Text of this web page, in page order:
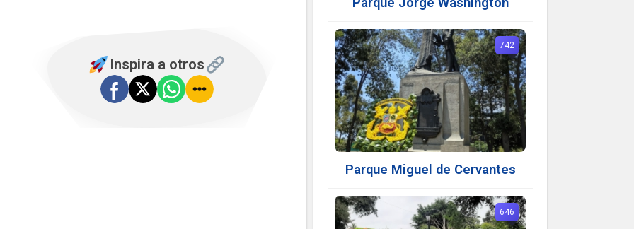
Inspira a otros
Parque Miguel de Cervantes
742
646